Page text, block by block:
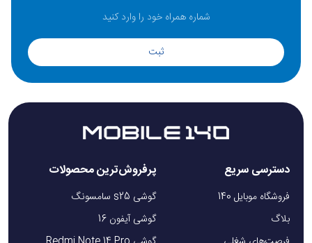
ثبت
دسترسی سریع
فروشگاه موبایل 140
بلاگ
پرفروش‌ترین محصولات
گوشی s25 سامسونگ
گوشی آیفون 16